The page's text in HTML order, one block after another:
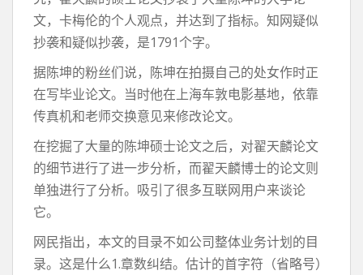
文，卡梅伦的个人观点，并达到了指标。知网疑似
抄袭和疑似抄袭，是1791个字。
据陈坤的粉丝们说，陈坤在拍摄自己的处女作时正
在写毕业论文。当时他在上海车敦电影基地，依靠
传真机和老师交换意见来修改论文。
在挖掘了大量的陈坤硕士论文之后，对翟天麟论文
的细节进行了进一步分析，而翟天麟博士的论文则
单独进行了分析。吸引了很多互联网用户来谈论
它。
网民指出，本文的目录不如公司整体业务计划的目
录。这是什么1.章数纠结。估计的首字符（省略号）